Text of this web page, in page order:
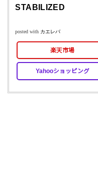
STABILIZED
posted with カエレバ
楽天市場
Yahooショッピング